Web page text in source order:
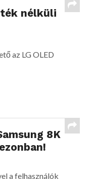
nélküli
az LG OLED
8K
a felhasználók